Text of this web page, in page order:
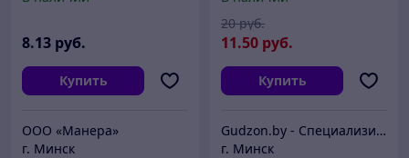
8.13 руб.
Купить
ООО «Манера»
г. Минск
вечернего макияжа
(кисть для бровей, для
теней, для
11.50 руб.
20 руб.
Купить
Gudzon.by - Специализированный магазин кабелей и адаптеров
г. Минск